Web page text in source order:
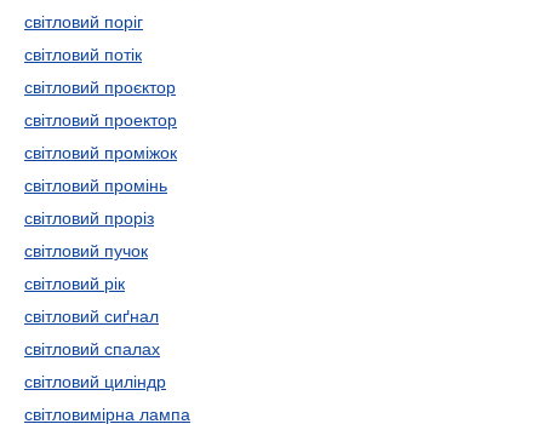
світловий поріг
світловий потік
світловий проєктор
світловий проектор
світловий проміжок
світловий промінь
світловий проріз
світловий пучок
світловий рік
світловий сиґнал
світловий спалах
світловий циліндр
світловимірна лампа